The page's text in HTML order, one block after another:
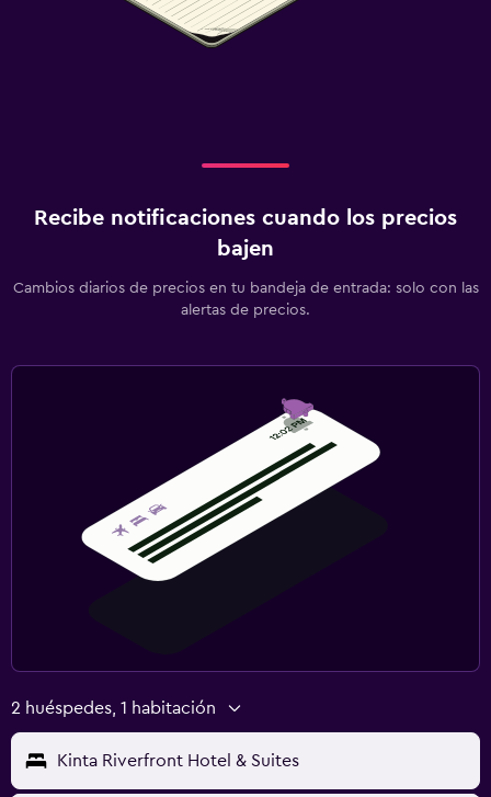
Recibe notificaciones cuando los precios
bajen
Cambios diarios de precios en tu bandeja de entrada: solo con las
alertas de precios.
2 huéspedes, 1 habitación
Kinta Riverfront Hotel & Suites